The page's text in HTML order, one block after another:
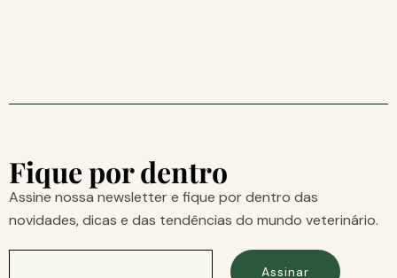
Fique por dentro
Assine nossa newsletter e fique por dentro das
novidades, dicas e das tendências do mundo veterinário.
Assinar